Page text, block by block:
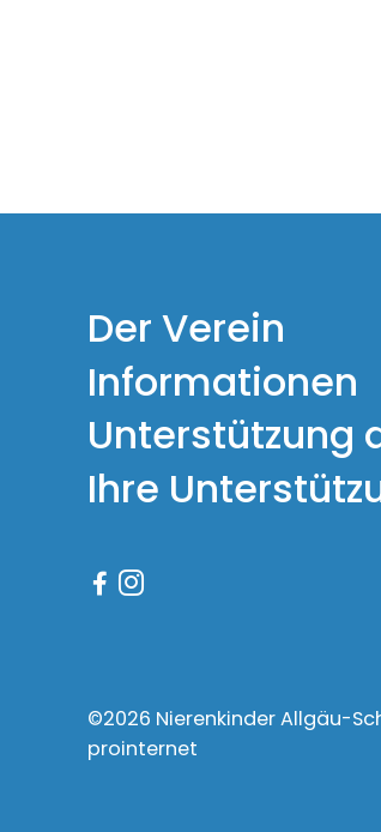
Der Verein
Informationen
Unterstützung
Ihre
 
©2026 Nierenkinder Allgäu-
prointernet